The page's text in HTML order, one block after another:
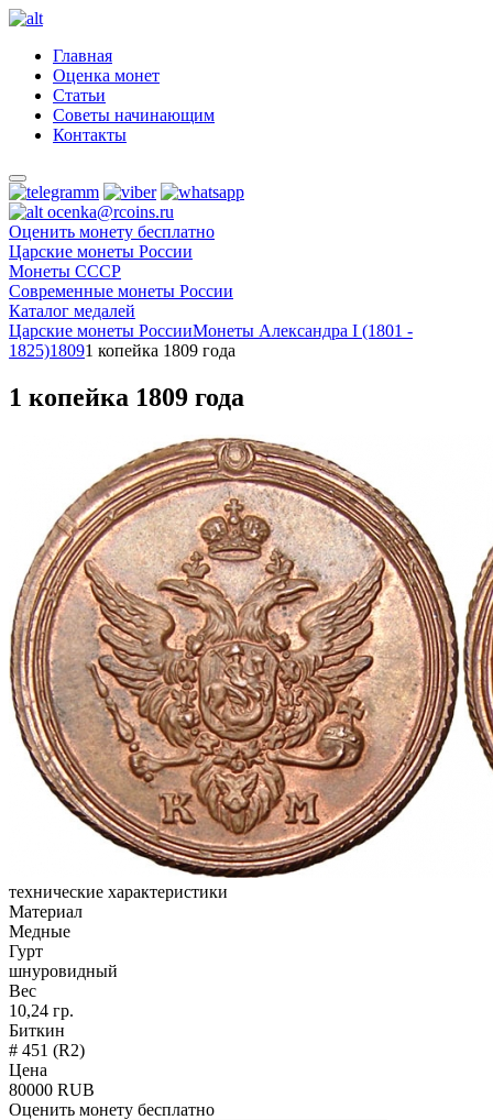
Главная
Оценка монет
Статьи
Советы начинающим
Контакты
ocenka@rcoins.ru
Оценить монету бесплатно
Царские монеты России
Монеты СССР
Современные монеты России
Каталог медалей
Царские монеты РоссииМонеты Александра I (1801 -
1825)18091 копейка 1809 года
1 копейка 1809 года
технические характеристики
Материал
Медные
Гурт
шнуровидный
Вес
10,24 гр.
Биткин
# 451 (R2)
Цена
80000 RUB
Оценить монету бесплатно